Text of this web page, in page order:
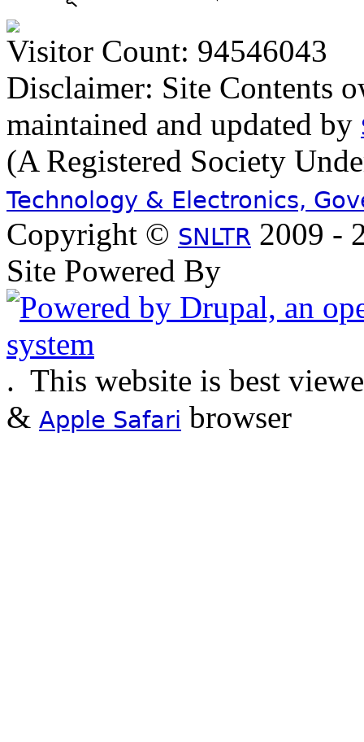
Visitor Count: 94546043
Disclaimer: Site Contents
maintained and updated by
(A Registered Society
Technology & Electronics,
Copyright © SNLTR 2009 -
Site Powered By
. This website is best
& Apple Safari browser